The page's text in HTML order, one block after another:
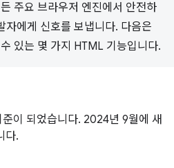
주요 브라우저 엔진에서 안전하
자에게 신호를 보냅니다. 다음은
있는 몇 가지 HTML 기능입니다.
이 되었습니다. 2024년 9월에 새
다.